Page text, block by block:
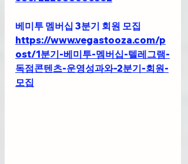
베미투 멤버십 3분기 회원 모집
https://www.vegastooza.com/p
ost/1분기-베미투-멤버십-텔레그램-
독점콘텐츠-운영성과와-2분기-회원-
모집